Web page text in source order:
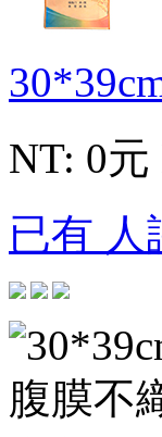
NT: 0元
已有 人